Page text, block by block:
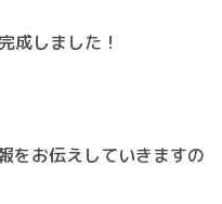
成しました！
をお伝えしていきますの